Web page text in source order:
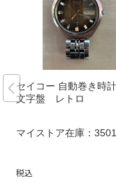
セイコー 自動巻き時
文字盤 レトロ
マイストア在庫： 3501
税込